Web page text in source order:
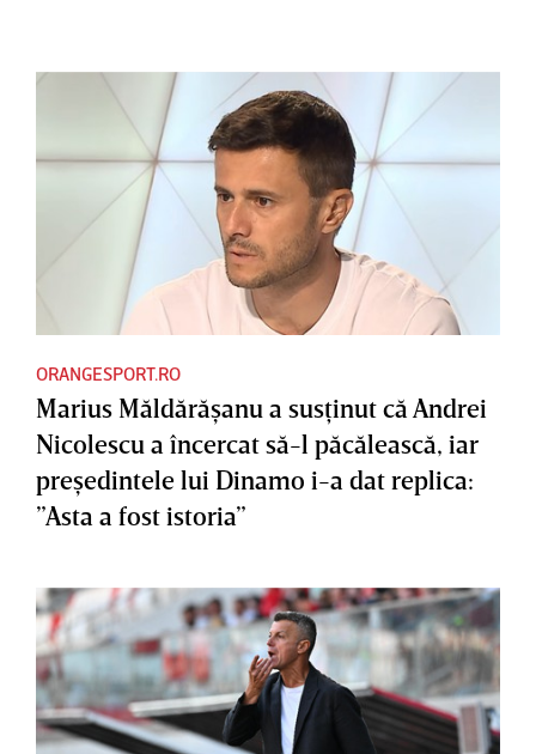
ORANGESPORT.RO
Marius Măldărăşanu a susţinut că Andrei
Nicolescu a încercat să-l păcălească, iar
preşedintele lui Dinamo i-a dat replica:
”Asta a fost istoria”